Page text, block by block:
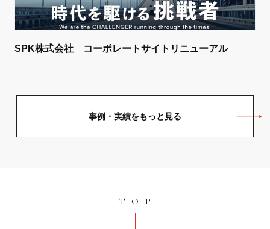
SPK株式会社 コーポレートサイトリニューアル
事例・実績をもっと見る
TOP